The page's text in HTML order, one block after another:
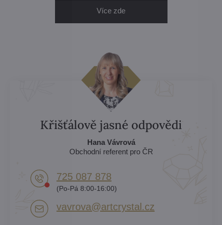
Více zde
Křišťálově jasné odpovědi
Hana Vávrová
Obchodní referent pro ČR
725 087 878​
(Po-Pá 8:00-16:00)
vavrova​@artcrystal​.cz